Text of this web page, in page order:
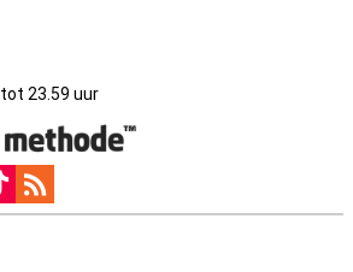
tot 23.59 uur